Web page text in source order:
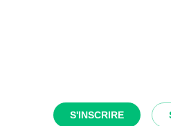
S'INSCRIRE